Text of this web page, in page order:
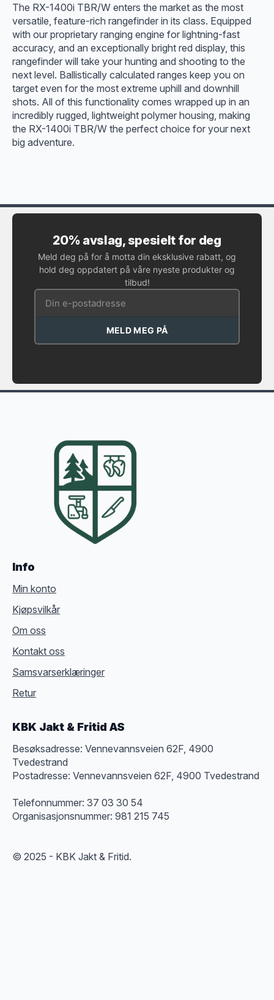
The RX-1400i TBR/W enters the market as the most
versatile, feature-rich rangefinder in its class. Equipped
with our proprietary ranging engine for lightning-fast
accuracy, and an exceptionally bright red display, this
rangefinder will take your hunting and shooting to the
next level. Ballistically calculated ranges keep you on
target even for the most extreme uphill and downhill
shots. All of this functionality comes wrapped up in an
incredibly rugged, lightweight polymer housing, making
the RX-1400i TBR/W the perfect choice for your next
big adventure.
20% avslag, spesielt for deg
Meld deg på for å motta din eksklusive rabatt, og
hold deg oppdatert på våre nyeste produkter og
tilbud!
MELD MEG PÅ
Info
Min konto
Kjøpsvilkår
Om oss
Kontakt oss
Samsvarserklæringer
Retur
KBK Jakt & Fritid AS
Besøksadresse: Vennevannsveien 62F, 4900
Tvedestrand
Postadresse: Vennevannsveien 62F, 4900 Tvedestrand
Telefonnummer: 37 03 30 54
Organisasjonsnummer: 981 215 745
© 2025 - KBK Jakt & Fritid.